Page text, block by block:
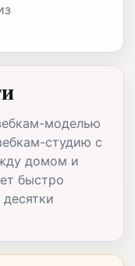
моделью
студию с
домом и
быстро